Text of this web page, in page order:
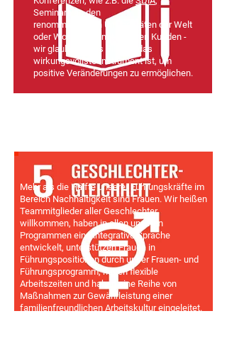
Seminare an den
renommiertesten Universitäten der Welt
oder Workshops mit unseren Kunden -
wir glauben, dass Bildung das
wirkungsvollste Instrument ist, um
positive Veränderungen zu ermöglichen.
Mehr als die Hälfte unserer Führungskräfte im
Bereich Nachhaltigkeit sind Frauen. Wir heißen
Teammitglieder aller Geschlechter
willkommen, haben in allen unseren
Programmen eine integrative Sprache
entwickelt, unterstützen Frauen in
Führungspositionen durch unser Frauen- und
Führungsprogramm, haben flexible
Arbeitszeiten und haben eine Reihe von
Maßnahmen zur Gewährleistung einer
familienfreundlichen Arbeitskultur eingeleitet.